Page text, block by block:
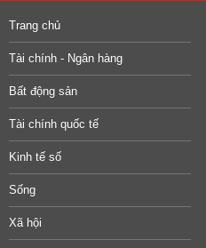
Trang chủ
Tài chính - Ngân hàng
Bất động sản
Tài chính quốc tế
Kinh tế số
Sống
Xã hội